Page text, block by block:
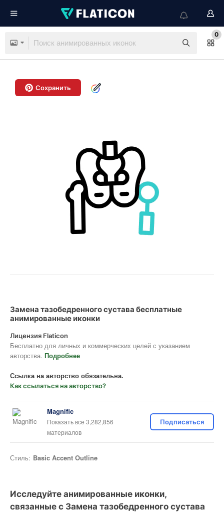
0
Сохранить
Замена тазобедренного сустава бесплатные
анимированные иконки
Лицензия Flaticon
Бесплатно для личных и коммерческих целей с указанием
авторства. Подробнее
Ссылка на авторство обязательна.
Как ссылаться на авторство?
Magnific
Показать все 3,282,856
материалов
Подписаться
Стиль: Basic Accent Outline
Исследуйте анимированные иконки,
связанные с Замена тазобедренного сустава